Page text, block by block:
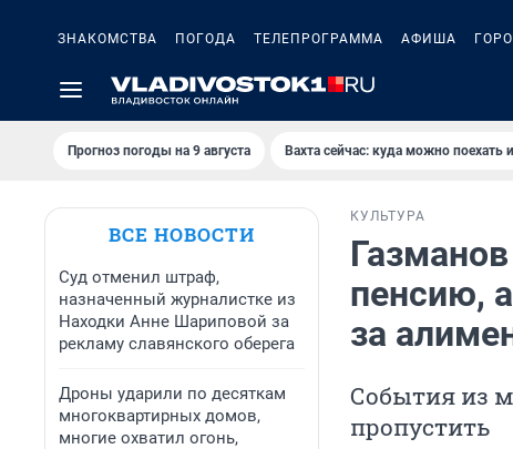
ЗНАКОМСТВА ПОГОДА ТЕЛЕПРОГРАММА АФИША
Прогноз погоды на 9 августа Вахта сейчас: куда можно поехать
ВСЕ НОВОСТИ
Суд отменил штраф,
назначенный журналистке из
Находки Анне Шариповой за
рекламу славянского оберега
Дроны ударили по десяткам
многоквартирных домов,
многие охватил огонь,
КУЛЬТУРА
пенсию,
за
События из
пропустить